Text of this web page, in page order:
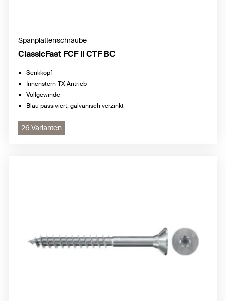
Spanplattenschraube
ClassicFast FCF II CTF BC
Senkkopf
Innenstern TX Antrieb
Vollgewinde
Blau passiviert, galvanisch verzinkt
26 Varianten